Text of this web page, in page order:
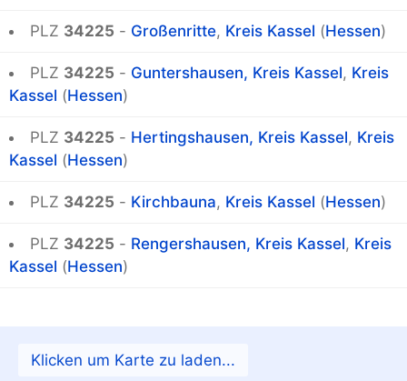
PLZ 34225 - Großenritte, Kreis Kassel (Hessen)
PLZ 34225 - Guntershausen, Kreis Kassel, Kreis
Kassel (Hessen)
PLZ 34225 - Hertingshausen, Kreis Kassel, Kreis
Kassel (Hessen)
PLZ 34225 - Kirchbauna, Kreis Kassel (Hessen)
PLZ 34225 - Rengershausen, Kreis Kassel, Kreis
Kassel (Hessen)